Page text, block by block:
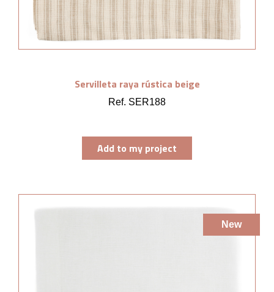
Servilleta raya rústica beige
Ref. SER188
Add to my project
New